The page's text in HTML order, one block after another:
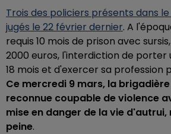
Trois des policiers présents dans
jugés le 22 février dernier. A
requis 10 mois de prison avec
2000 euros, l'interdiction de
18 mois et d'exercer sa profession
Ce mercredi 9 mars, la
reconnue coupable de violence
mise en danger de la vie d'autrui,
peine.